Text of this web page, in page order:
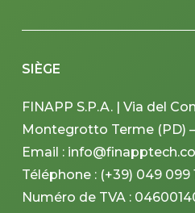
SIÈGE
FINAPP S.P.A. | Via del
Montegrotto Terme (PD)
Email :
Téléphone : (+39) 049 099
Numéro de TVA :